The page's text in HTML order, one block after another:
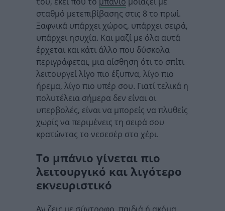
σταθμό μετεπιβίβασης στις 8 το πρωί.
Ξαφνικά υπάρχει χώρος, υπάρχει σειρά,
υπάρχει ησυχία. Και μαζί με όλα αυτά
έρχεται και κάτι άλλο που δύσκολα
περιγράφεται, μια αίσθηση ότι το σπίτι
λειτουργεί λίγο πιο έξυπνα, λίγο πιο
ήρεμα, λίγο πιο υπέρ σου. Γιατί τελικά η
πολυτέλεια σήμερα δεν είναι οι
υπερβολές, είναι να μπορείς να πλυθείς
χωρίς να περιμένεις τη σειρά σου
κρατώντας το νεσεσέρ στο χέρι.
Το μπάνιο γίνεται πιο
λειτουργικό και λιγότερο
εκνευριστικό